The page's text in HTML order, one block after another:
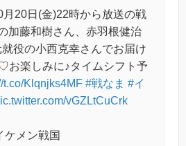
月20日(金)22時から放送の戦
加藤和樹さん、赤羽根健治
役の小西克幸さんでお届け
お楽しみに♪タイムシフト予
t.co/Klqnjks4MF #戦なま #イ
vGZLtCuCrk
メン戦国